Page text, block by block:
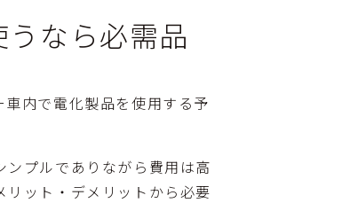
なら必需品
内で電化製品を使用する予
プルでありながら費用は高
ット・デメリットから必要